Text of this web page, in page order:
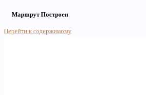
Маршрут Построен
Перейти к содержимому